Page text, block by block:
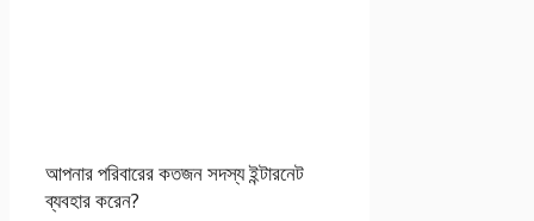
আপনার পরিবারের কতজন সদস্য ইন্টারনেট
ব্যবহার করেন?